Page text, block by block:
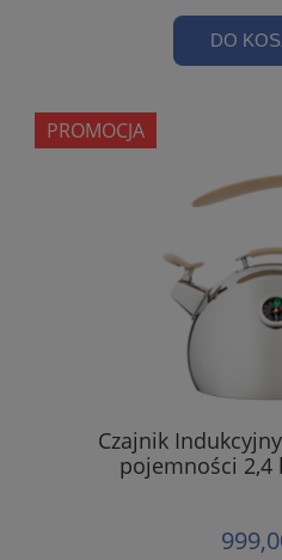
DO
Czajnik
pojemności 2,4
PROMOCJA